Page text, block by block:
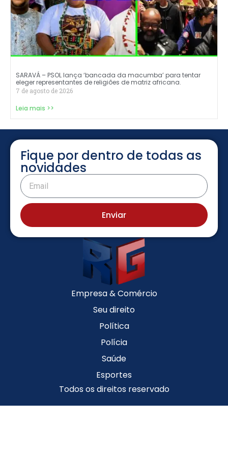
SARAVÁ – PSOL lança ‘bancada da macumba’ para tentar
eleger representantes de religiões de matriz africana.
7 de agosto de 2026
Leia mais >>
Fique por dentro de todas as
novidades
Enviar
Empresa & Comércio
Seu direito
Política
Polícia
Saúde
Esportes
Todos os direitos reservado